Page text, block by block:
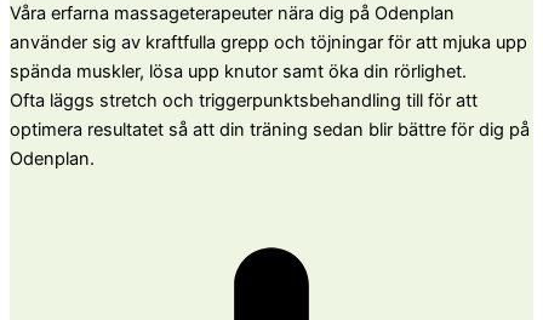
Våra erfarna massageterapeuter nära dig på Odenplan
använder sig av kraftfulla grepp och töjningar för att mjuka upp
spända muskler, lösa upp knutor samt öka din rörlighet.
Ofta läggs stretch och triggerpunktsbehandling till för att
optimera resultatet så att din träning sedan blir bättre för dig på
Odenplan.